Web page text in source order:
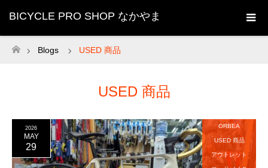
BICYCLE PRO SHOP なかやま
ホーム
Blogs USED 商品
USED 商品
2026
MAY
29
ORBEA
USED 商品
アウトレット